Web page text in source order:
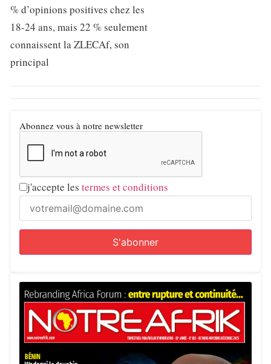
% d’opinions positives chez les
18-24 ans, mais 22 % seulement
connaissent la ZLECAf, son
principal
Abonnez vous à notre newsletter
j'accepte les termes et conditions